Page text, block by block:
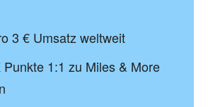
3 € Umsatz weltweit
Punkte 1:1 zu Miles & More